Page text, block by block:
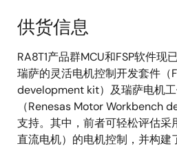
供货信息
RA8T1产品群MCU和FSP软件现
瑞萨的灵活电机控制开发套件
development kit）及瑞萨电机
（Renesas Motor Workbench
支持。其中，前者可轻松评估采
直流电机）的电机控制，并构建